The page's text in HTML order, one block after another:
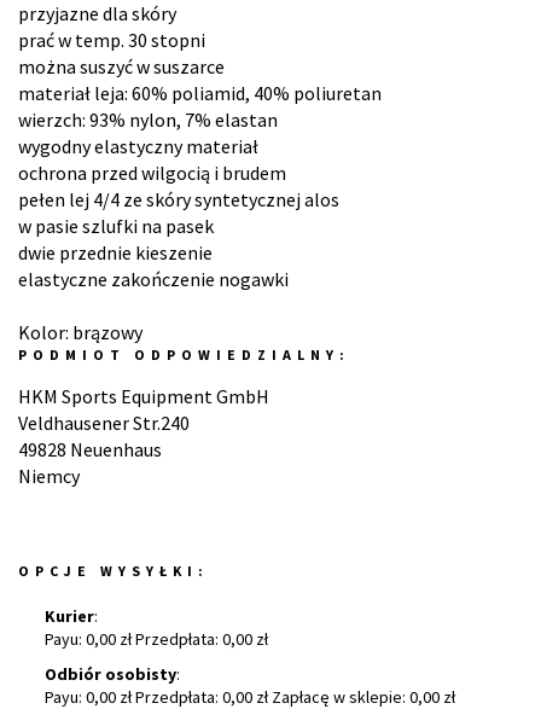
przyjazne dla skóry
prać w temp. 30 stopni
można suszyć w suszarce
materiał leja: 60% poliamid, 40% poliuretan
wierzch: 93% nylon, 7% elastan
wygodny elastyczny materiał
ochrona przed wilgocią i brudem
pełen lej 4/4 ze skóry syntetycznej alos
w pasie szlufki na pasek
dwie przednie kieszenie
elastyczne zakończenie nogawki
Kolor: brązowy
PODMIOT ODPOWIEDZIALNY:
HKM Sports Equipment GmbH
Veldhausener Str.240
49828 Neuenhaus
Niemcy
OPCJE WYSYŁKI:
Kurier:
Payu: 0,00 zł Przedpłata: 0,00 zł
Odbiór osobisty:
Payu: 0,00 zł Przedpłata: 0,00 zł Zapłacę w sklepie: 0,00 zł